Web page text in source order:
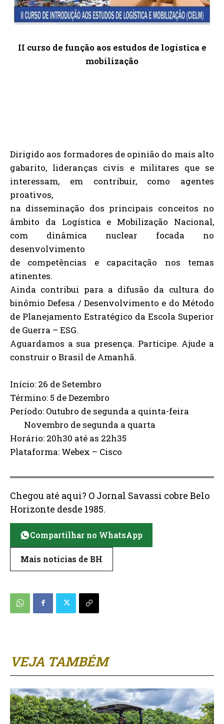
VEJA TAMBÉM
II curso de função aos estudos de logística e
mobilização
Dirigido aos formadores de opinião do mais alto
gabarito, lideranças civis e militares que se
interessam, em contribuir, como agentes
proativos,
na disseminação dos principais conceitos no
âmbito da Logística e Mobilização Nacional,
com dinâmica nuclear focada no
desenvolvimento
de competências e capacitação nos temas
atinentes.
Ainda contribui para a difusão da cultura do
binômio Defesa / Desenvolvimento e do Método
de Planejamento Estratégico da Escola Superior
de Guerra – ESG.
Aguardamos a sua presença. Participe. Ajude a
construir o Brasil de Amanhã.
Início: 26 de Setembro
Término: 5 de Dezembro
Período: Outubro de segunda a quinta-feira
Novembro de segunda a quarta
Horário: 20h30 até as 22h35
Plataforma: Webex – Cisco
Chegou até aqui? O Jornal Savassi cobre Belo
Horizonte desde 1985.
Compartilhar no WhatsApp
Mais notícias de BH